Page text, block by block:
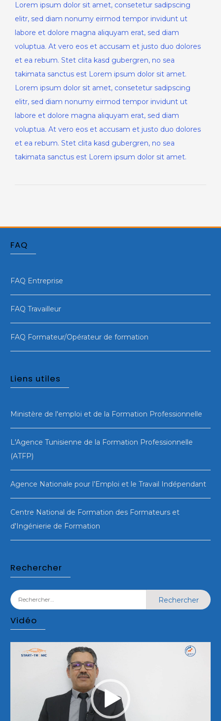
Lorem ipsum dolor sit amet, consetetur sadipscing
elitr, sed diam nonumy eirmod tempor invidunt ut
labore et dolore magna aliquyam erat, sed diam
voluptua. At vero eos et accusam et justo duo dolores
et ea rebum. Stet clita kasd gubergren, no sea
takimata sanctus est Lorem ipsum dolor sit amet.
Lorem ipsum dolor sit amet, consetetur sadipscing
elitr, sed diam nonumy eirmod tempor invidunt ut
labore et dolore magna aliquyam erat, sed diam
voluptua. At vero eos et accusam et justo duo dolores
et ea rebum. Stet clita kasd gubergren, no sea
takimata sanctus est Lorem ipsum dolor sit amet.
FAQ
FAQ Entreprise
FAQ Travailleur
FAQ Formateur/Opérateur de formation
Liens utiles
Ministère de l'emploi et de la Formation Professionnelle
L'Agence Tunisienne de la Formation Professionnelle
(ATFP)
Agence Nationale pour l’Emploi et le Travail Indépendant
Centre National de Formation des Formateurs et
d'Ingénierie de Formation
Rechercher
Rechercher :
Vidéo
Lecteur